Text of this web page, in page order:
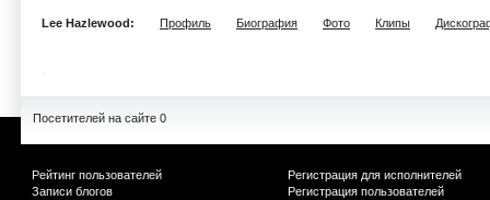
Lee Hazlewood: Профиль Биография Фото Клипы
Посетителей на сайте 0
Рейтинг пользователей
Записи блогов
Регистрация для исполнителей
Регистрация пользователей